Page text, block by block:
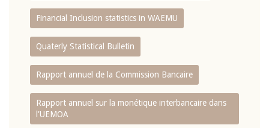
Financial Inclusion statistics in WAEMU
Quaterly Statistical Bulletin
Rapport annuel de la Commission Bancaire
Rapport annuel sur la monétique interbancaire dans
l'UEMOA